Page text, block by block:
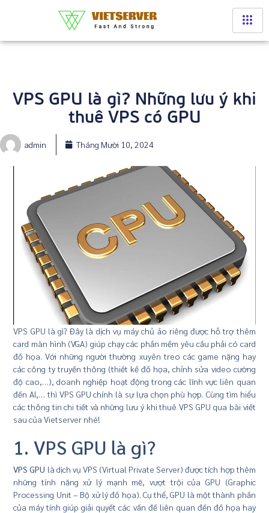
VPS GPU là gì? Những lưu ý khi
thuê VPS có GPU
admin Tháng Mười 10, 2024
VPS GPU là gì? Đây là dịch vụ máy chủ ảo riêng được hỗ trợ thêm
card màn hình (VGA) giúp chạy các phần mềm yêu cầu phải có card
đồ họa. Với những người thường xuyên treo các game nặng hay
các công ty truyền thông (thiết kế đồ họa, chỉnh sửa video cường
độ cao,…), doanh nghiệp hoạt động trong các lĩnh vực liên quan
đến AI,… thì VPS GPU chính là sự lựa chọn phù hợp. Cùng tìm hiểu
các thông tin chi tiết và những lưu ý khi thuê VPS GPU qua bài viết
sau của Vietserver nhé!
1. VPS GPU là gì?
VPS GPU là dịch vụ VPS (Virtual Private Server) được tích hợp thêm
những tính năng xử lý mạnh mẽ, vượt trội của GPU (Graphic
Processing Unit – Bộ xử lý đồ họa). Cụ thể, GPU là một thành phần
của máy tính giúp giải quyết các vấn đề liên quan đến đồ họa hay